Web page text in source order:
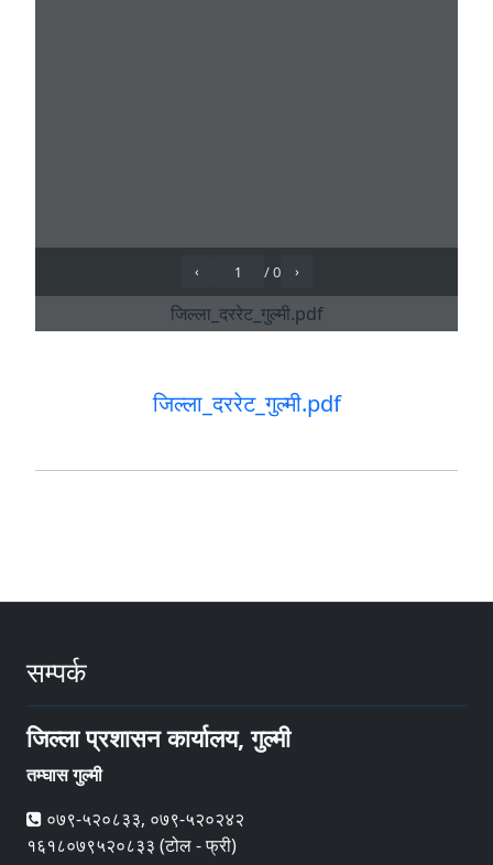
जिल्ला_दररेट_गुल्मी.pdf
सम्पर्क
जिल्ला प्रशासन कार्यालय, गुल्मी
तम्घास गुल्मी
०७९-५२०८३३, ०७९-५२०२४२
१६१८०७९५२०८३३ (टोल - फ्री)